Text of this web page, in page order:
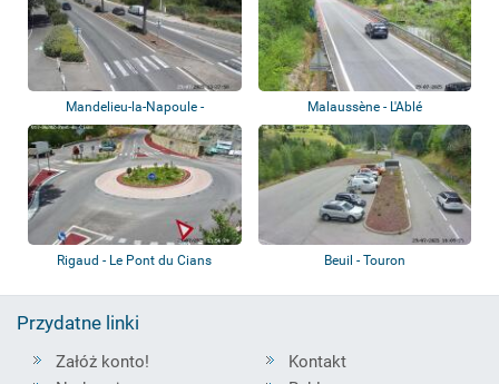
Mandelieu-la-Napoule -
Tourrades, Av. de...
Malaussène - L'Ablé
Rigaud - Le Pont du Cians Beuil - Touron
Przydatne linki
Załóż konto!
Kontakt